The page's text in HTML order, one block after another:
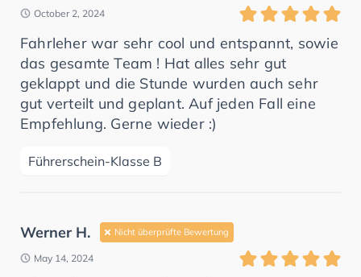
October 2, 2024
Fahrleher war sehr cool und entspannt, sowie
das gesamte Team ! Hat alles sehr gut
geklappt und die Stunde wurden auch sehr
gut verteilt und geplant. Auf jeden Fall eine
Empfehlung. Gerne wieder :)
Führerschein-Klasse B
Werner H. Nicht überprüfte Bewertung
May 14, 2024